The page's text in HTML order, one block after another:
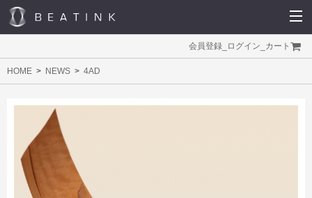
会員登録 ログイン カート
HOME NEWS 4AD